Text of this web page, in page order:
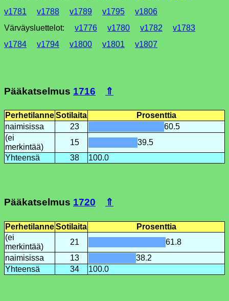
v1781
v1788 v1789 v1795
v1806
Värväysluettelot: v1776 v1780 v1782
v1783
v1784
v1794 v1800 v1801 v1807
Pääkatselmus 1716 ⇑
PerhetilanneSotilaita
Prosenttia
naimisissa
23
60.5
(ei
merkintää)
15
39.5
Yhteensä
38 100.0
Pääkatselmus 1720 ⇑
PerhetilanneSotilaita
Prosenttia
(ei
merkintää)
21
61.8
naimisissa
13
38.2
Yhteensä
34 100.0